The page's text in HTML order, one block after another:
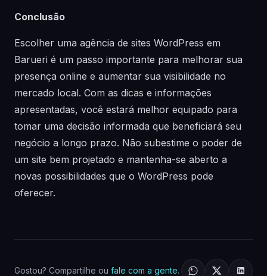
Conclusão
Escolher uma agência de sites WordPress em
Barueri é um passo importante para melhorar sua
presença online e aumentar sua visibilidade no
mercado local. Com as dicas e informações
apresentadas, você estará melhor equipado para
tomar uma decisão informada que beneficiará seu
negócio a longo prazo. Não subestime o poder de
um site bem projetado e mantenha-se aberto a
novas possibilidades que o WordPress pode
oferecer.
Gostou? Compartilhe ou fale com a gente.